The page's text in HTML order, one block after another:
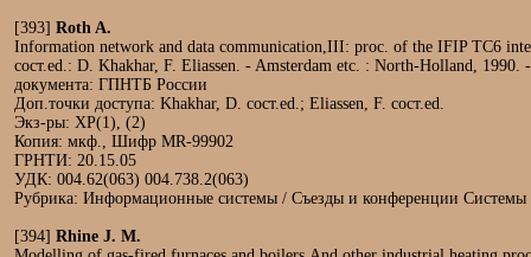
[393] Roth A.
Information network and data communication,III: proc. of the IFIP TC6
сост.ed.: D. Khakhar, F. Eliassen. - Amsterdam etc. : North-Holland,
документа: ГПНТБ России
Доп.точки доступа: Khakhar, D. сост.ed.; Eliassen, F. сост.ed.
Экз-ры: ХР(1), (2)
Копия: мкф., Шифр MR-99902
ГРНТИ: 20.15.05
УДК: 004.62(063) 004.738.2(063)
Рубрика: Информационные системы / Съезды и конференции
[394] Rhine J. M.